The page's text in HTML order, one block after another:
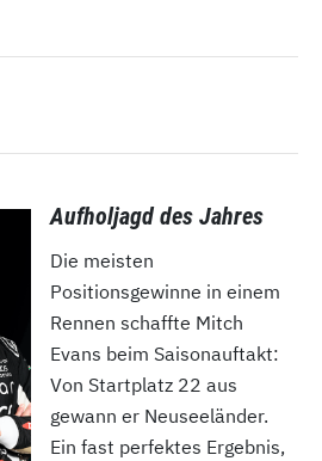
Aufholjagd des Jahres
Die meisten
Positionsgewinne in einem
Rennen schaffte Mitch
Evans beim Saisonauftakt:
Von Startplatz 22 aus
gewann er Neuseeländer.
Ein fast perfektes Ergebnis,